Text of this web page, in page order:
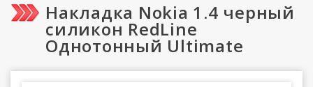
Накладка Nokia 1.4 черный
силикон RedLine
Однотонный Ultimate